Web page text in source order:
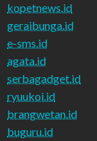
kopetnews.id
geraibunga.id
e-sms.id
agata.id
serbagadget.id
ryuukoi.id
brangwetan.id
buguru.id